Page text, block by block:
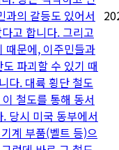
과의 갈등도 있어서
고 합니다. 그리고
때문에, 이주민들과
파괴할 수 있기 때
다. 대륙 횡단 철도
철도를 통해 동서
당시 미국 동부에서
계 부품(벨트 등)으